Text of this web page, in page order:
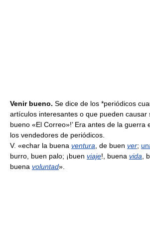
Venir bueno. Se dice de los *periódicos
artículos interesantes o que pueden causar
bueno «El Correo»!’ Era antes de la guerra
los vendedores de periódicos.
V. «echar la buena ventura , de buen ver;
burro, buen palo; ¡buen viaje!, buena vida ,
buena voluntad».